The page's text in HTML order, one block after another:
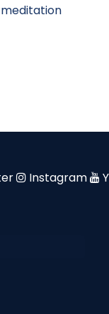
meditation
Instagram